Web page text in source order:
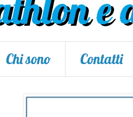
Chi sono Contatti